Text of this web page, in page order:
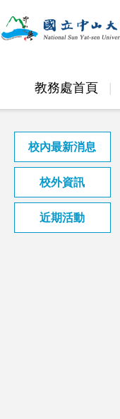
教務處首頁
校內最新消息
校外資訊
近期活動